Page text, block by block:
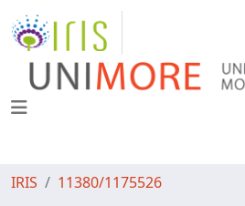
IRIS 11380/1175526